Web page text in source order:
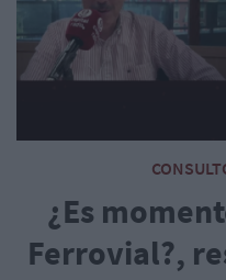
¿Es
Ferrovial?,